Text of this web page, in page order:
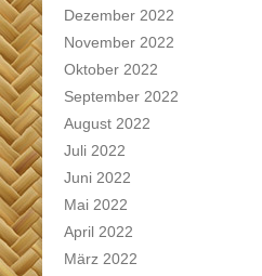
Dezember 2022
November 2022
Oktober 2022
September 2022
August 2022
Juli 2022
Juni 2022
Mai 2022
April 2022
März 2022